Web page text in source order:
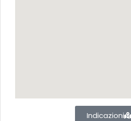
Indicazioni